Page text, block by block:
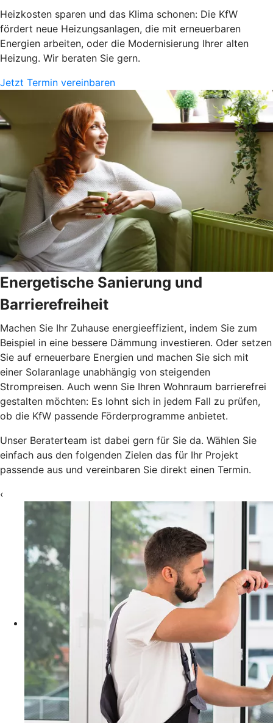
Heizkosten sparen und das Klima schonen: Die KfW
fördert neue Heizungsanlagen, die mit erneuerbaren
Energien arbeiten, oder die Modernisierung Ihrer alten
Heizung. Wir beraten Sie gern.
Jetzt Termin vereinbaren
Energetische Sanierung und
Barrierefreiheit
Machen Sie Ihr Zuhause energieeffizient, indem Sie zum
Beispiel in eine bessere Dämmung investieren. Oder setzen
Sie auf erneuerbare Energien und machen Sie sich mit
einer Solaranlage unabhängig von steigenden
Strompreisen. Auch wenn Sie Ihren Wohnraum barrierefrei
gestalten möchten: Es lohnt sich in jedem Fall zu prüfen,
ob die KfW passende Förderprogramme anbietet.
Unser Beraterteam ist dabei gern für Sie da. Wählen Sie
einfach aus den folgenden Zielen das für Ihr Projekt
passende aus und vereinbaren Sie direkt einen Termin.
‹